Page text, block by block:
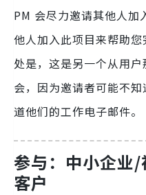
PM 会尽力邀请其他人
他人加入此项目来帮助
处是，这是另一个从用
会，因为邀请者可能不
道他们的工作电子邮件。
参与：中小企业
客户